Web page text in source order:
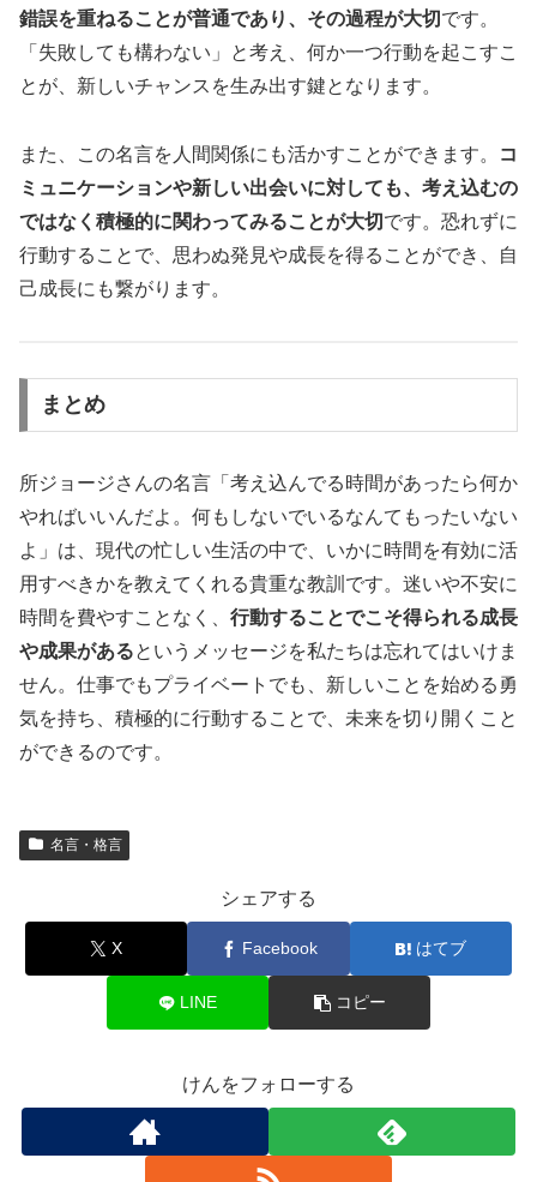
錯誤を重ねることが普通であり、その過程が大切 です。
「失敗しても構わない」と考え、何か一つ行動を起こすこ
とが、新しいチャンスを生み出す鍵となります。
また、この名言を人間関係にも活かすことができます。
コ
ミュニケーションや新しい出会いに対しても、考え込むの
ではなく積極的に関わってみることが大切 です。恐れずに
行動することで、思わぬ発見や成長を得ることができ、自
己成長にも繋がります。
まとめ
所ジョージさんの名言「考え込んでる時間があったら何か
やればいいんだよ。何もしないでいるなんてもったいない
よ」は、現代の忙しい生活の中で、いかに時間を有効に活
用すべきかを教えてくれる貴重な教訓です。迷いや不安に
時間を費やすことなく、 行動することでこそ得られる成長
や成果があるというメッセージを私たちは忘れてはいけま
せん。仕事でもプライベートでも、新しいことを始める勇
気を持ち、積極的に行動することで、未来を切り開くこと
ができるのです。
名言・格言
シェアする
X Facebook はてブ
LINE コピー
けんをフォローする